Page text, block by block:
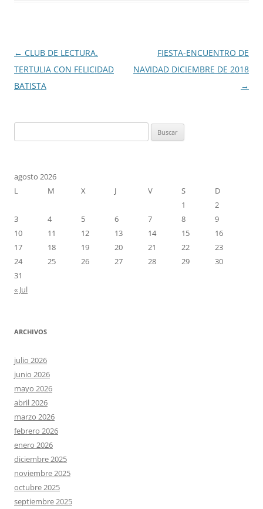
Navegación
de
entradas
← CLUB DE LECTURA.
TERTULIA CON FELICIDAD
BATISTA
FIESTA-ENCUENTRO DE
NAVIDAD DICIEMBRE DE 2018
→
agosto 2026
L
M X J V S
D
1
2
3
4 5 6 7 8
9
10
11 12 13 14 15
16
17
18 19 20 21 22
23
24
25 26 27 28 29
30
31
« Jul
ARCHIVOS
julio 2026
junio 2026
mayo 2026
abril 2026
marzo 2026
febrero 2026
enero 2026
diciembre 2025
noviembre 2025
octubre 2025
septiembre 2025